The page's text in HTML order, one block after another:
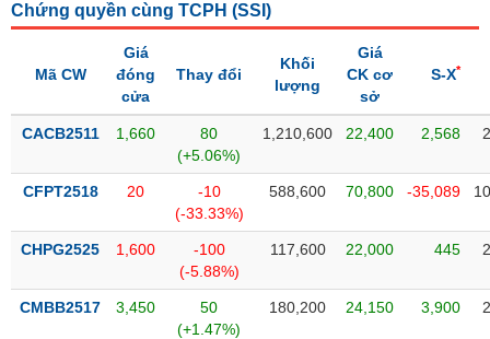
Chứng quyền cùng TCPH (SSI )
Mã CW
Giá
đóng
cửa
Thay đổi
Khối
lượng
Giá
CK cơ
sở
S-X*
CACB2511 1,660
80
(+5.06%)
1,210,600 22,400 2,568
CFPT2518 20
-10
(-33.33%)
588,600 70,800 -35,089
CHPG2525 1,600
-100
(-5.88%)
117,600 22,000 445
CMBB2517 3,450
50
(+1.47%)
180,200 24,150 3,900
CÔNG
THÔNG
VỤ
TRUYỀN